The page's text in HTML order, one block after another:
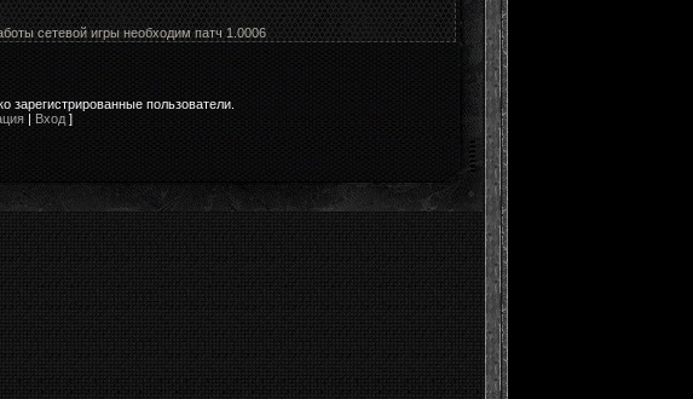
сетевой игры необходим патч 1.0006
зарегистрированные пользователи.
| Вход]